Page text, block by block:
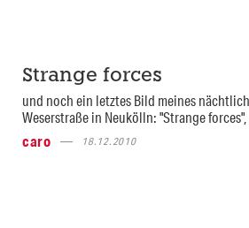
Strange forces
und noch ein letztes Bild meines
Weserstraße in Neukölln: "Strange
caro
18.12.2010